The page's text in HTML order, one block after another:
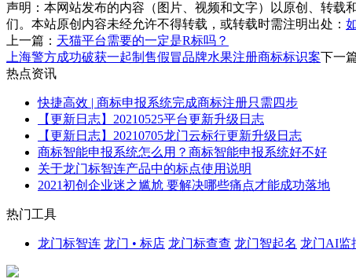
声明：本网站发布的内容（图片、视频和文字）以原创、转
们。本站原创内容未经允许不得转载，或转载时需注明出处：
上一篇： 天猫平台需要的一定是R标吗？
上海警方成功破获一起制售假冒品牌水果注册商标标识案下一
热点资讯
快捷高效 | 商标申报系统完成商标注册只需四步
【更新日志】20210525平台更新升级日志
【更新日志】20210705龙门云标行更新升级日志
商标智能申报系统怎么用？商标智能申报系统好不好
关于龙门标智连产品中的标点使用说明
2021初创企业迷之尴尬 要解决哪些痛点才能成功落地
热门工具
龙门标智连 龙门 • 标店 龙门标查查 龙门智起名 龙门AI监